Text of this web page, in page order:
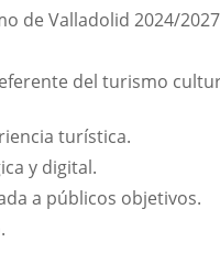
de Valladolid 2024/2027
del turismo
turística.
y digital.
a públicos objetivos.